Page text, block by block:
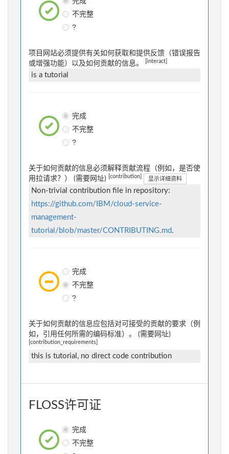
不完整
?
项目网站必须提供有关如何获取和提供反馈（错误报告
或增强功能）以及如何贡献的信息。
[interact]
is a tutorial
完成
不完整
?
关于如何贡献的信息必须解释贡献流程（例如，是否使
用拉请求？） (需要网址)
[contribution] 显示详细资料
Non-trivial contribution file in repository:
https://github.com/IBM/cloud-service-
management-
tutorial/blob/master/CONTRIBUTING.md.
完成
不完整
?
关于如何贡献的信息应包括对可接受的贡献的要求（例
如，引用任何所需的编码标准）。 (需要网址)
[contribution_requirements]
this is tutorial, no direct code contribution
FLOSS许可证
完成
不完整